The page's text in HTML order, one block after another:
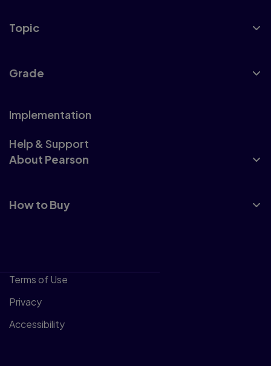
Topic
Grade
Implementation
Help & Support
About Pearson
How to Buy
Terms of Use
Privacy
Accessibility